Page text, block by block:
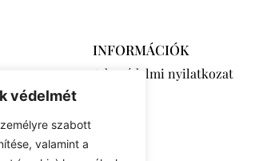
védelmét
szabott
valamint a
INFORMÁCIÓK
Adatvédelmi nyilatkozat